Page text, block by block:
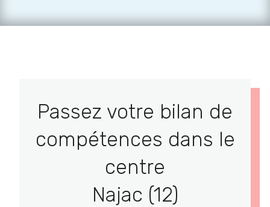
Passez votre bilan de
compétences dans le
centre
Najac (12)